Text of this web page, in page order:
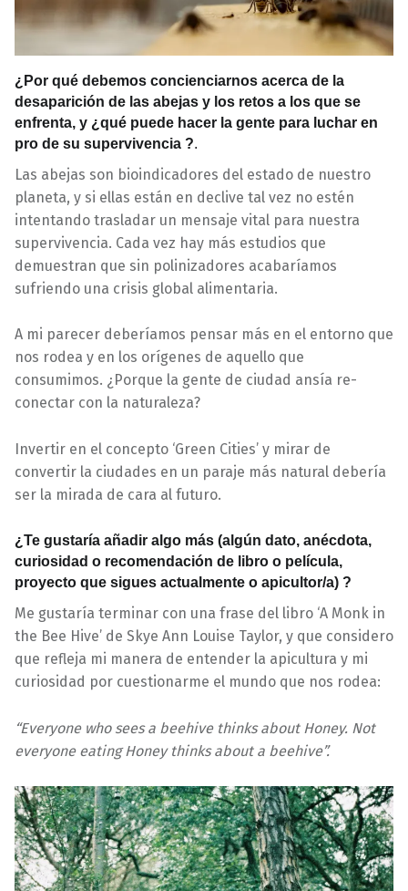
¿Por qué debemos concienciarnos acerca de la
desaparición de las abejas y los retos a los que se
enfrenta, y ¿qué puede hacer la gente para luchar en
pro de su supervivencia ?.
Las abejas son bioindicadores del estado de nuestro
planeta, y si ellas están en declive tal vez no estén
intentando trasladar un mensaje vital para nuestra
supervivencia. Cada vez hay más estudios que
demuestran que sin polinizadores acabaríamos
sufriendo una crisis global alimentaria.
A mi parecer deberíamos pensar más en el entorno que
nos rodea y en los orígenes de aquello que
consumimos. ¿Porque la gente de ciudad ansía re-
conectar con la naturaleza?
Invertir en el concepto ‘Green Cities’ y mirar de
convertir la ciudades en un paraje más natural debería
ser la mirada de cara al futuro.
¿Te gustaría añadir algo más (algún dato, anécdota,
curiosidad o recomendación de libro o película,
proyecto que sigues actualmente o apicultor/a) ?
Me gustaría terminar con una frase del libro ‘A Monk in
the Bee Hive’ de Skye Ann Louise Taylor, y que considero
que refleja mi manera de entender la apicultura y mi
curiosidad por cuestionarme el mundo que nos rodea:
“Everyone who sees a beehive thinks about Honey. Not
everyone eating Honey thinks about a beehive”.